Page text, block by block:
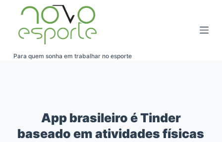
Para quem sonha em trabalhar no esporte
App brasileiro é Tinder
baseado em atividades físicas